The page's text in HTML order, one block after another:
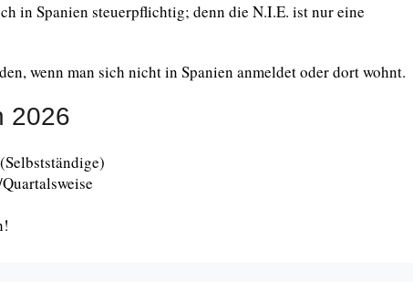
in Spanien steuerpflichtig; denn die N.I.E. ist nur eine
wenn man sich nicht in Spanien anmeldet oder dort wohnt.
2026